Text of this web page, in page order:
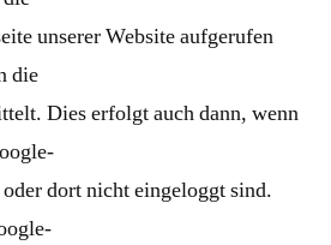
unserer Website aufgerufen
die
Dies erfolgt auch dann, wenn
dort nicht eingeloggt sind.